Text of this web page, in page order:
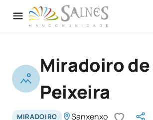
Miradoiro de
Peixeira
MIRADOIRO Sanxenxo